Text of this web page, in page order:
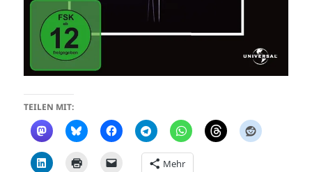
TEILEN MIT:
Mehr